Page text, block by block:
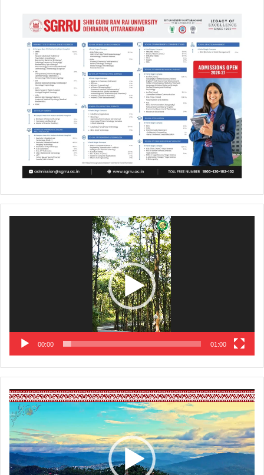
00:00 01:00
Video
Player